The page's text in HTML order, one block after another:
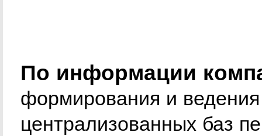
По информации
формирования и
централизованных баз